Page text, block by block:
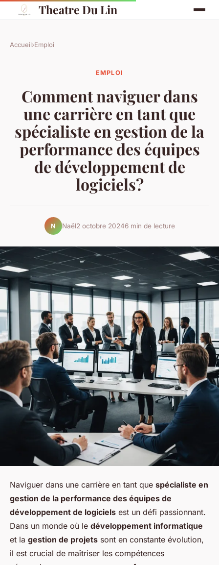
Theatre Du Lin
Accueil›Emploi
EMPLOI
Comment naviguer dans
une carrière en tant que
spécialiste en gestion de la
performance des équipes
de développement de
logiciels?
N Naël2 octobre 20246 min de lecture
Naviguer dans une carrière en tant que spécialiste en
gestion de la performance des équipes de
développement de logiciels est un défi passionnant.
Dans un monde où le développement informatique
et la gestion de projets sont en constante évolution,
il est crucial de maîtriser les compétences